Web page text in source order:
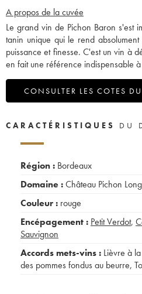
A propos de la cuvée
Le grand vin de Pichon Baron s'est
tanin unique qui le rend
puissance et finesse. C'est un vin à
en fait une référence indispensable
CONSULTER LES COTES
CARACTÉRISTIQUES DU
Région : Bordeaux
Domaine :Château Pichon
Couleur : rouge
Encépagement : Petit Verdot,
Sauvignon
Accords mets-vins : Lièvre à
des pommes fondus au beurre,